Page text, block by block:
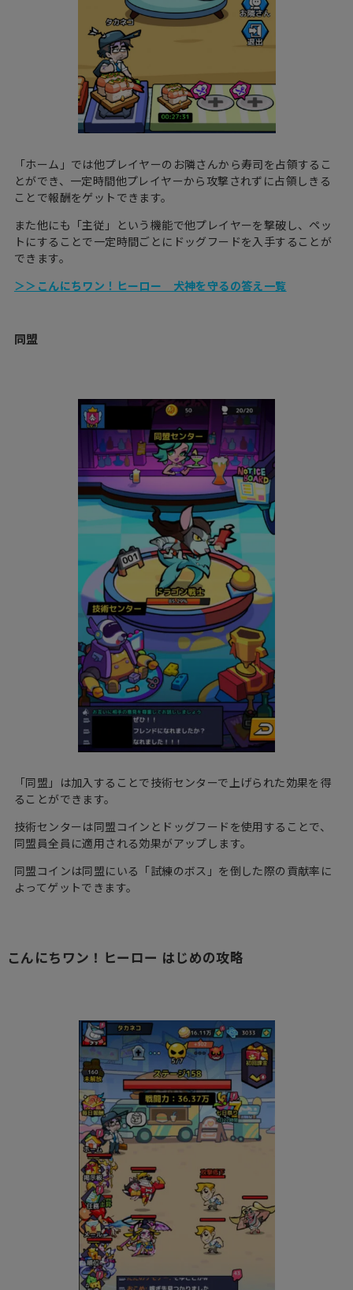
「ホーム」では他プレイヤーのお隣さんから寿司を占領するこ
とができ、一定時間他プレイヤーから攻撃されずに占領しきる
ことで報酬をゲットできます。
また他にも「主従」という機能で他プレイヤーを撃破し、ペッ
トにすることで一定時間ごとにドッグフードを入手することが
できます。
＞＞こんにちワン！ヒーロー 犬神を守るの答え一覧
同盟
「同盟」は加入することで技術センターで上げられた効果を得
ることができます。
技術センターは同盟コインとドッグフードを使用することで、
同盟員全員に適用される効果がアップします。
同盟コインは同盟にいる「試練のボス」を倒した際の貢献率に
よってゲットできます。
こんにちワン！ヒーロー はじめの攻略